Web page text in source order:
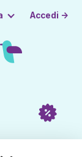
Accedi →